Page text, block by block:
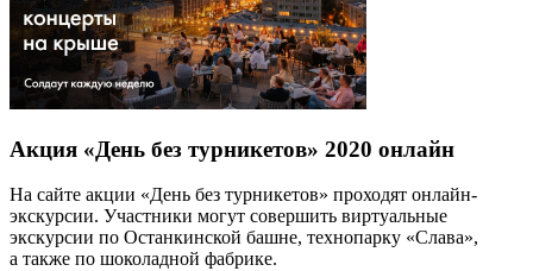
Акция «День без турникетов» 2020 онлайн
На сайте акции «День без турникетов» проходят онлайн-
экскурсии. Участники могут совершить виртуальные
экскурсии по Останкинской башне, технопарку «Слава»,
а также по шоколадной фабрике.